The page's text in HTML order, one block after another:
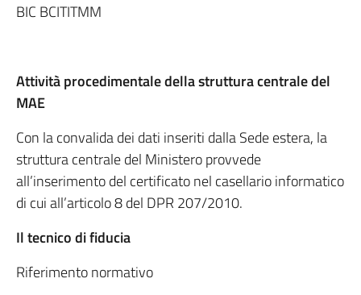
BIC BCITITMM
Attività procedimentale della struttura centrale del
MAE
Con la convalida dei dati inseriti dalla Sede estera, la
struttura centrale del Ministero provvede
all’inserimento del certificato nel casellario informatico
di cui all’articolo 8 del DPR 207/2010.
Il tecnico di fiducia
Riferimento normativo